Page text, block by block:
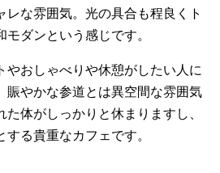
レな雰囲気。光の具合も程良くト
ダンという感じです。
やおしゃべりや休憩がしたい人に
賑やかな参道とは異空間な雰囲気
体がしっかりと休まりますし、
る貴重なカフェです。